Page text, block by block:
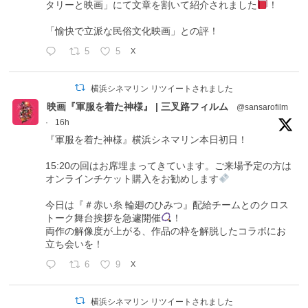
タリーと映画」にて文章を割いて紹介されました ！
「愉快で立派な民俗文化映画」との評！
5 5 X
横浜シネマリン リツイートされました
映画『軍服を着た神様』 | 三叉路フィルム
@sansarofilm
·
16h
『軍服を着た神様』横浜シネマリン本日初日！
15:20の回はお席埋まってきています。ご来場予定の方は
オンラインチケット購入をお勧めします
今日は『＃赤い糸 輪廻のひみつ』配給チームとのクロス
トーク舞台挨拶を急遽開催
！
両作の解像度が上がる、作品の枠を解脱したコラボにお
立ち会いを！
6 9 X
横浜シネマリン リツイートされました